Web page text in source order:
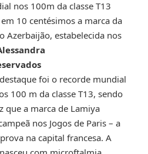
nos 100m da classe T13
10 centésimos a marca da
Azerbaijão, estabelecida nos
foi o recorde mundial
100 m da classe T13, sendo
que a marca de Lamiya
nos Jogos de Paris – a
na capital francesa. A